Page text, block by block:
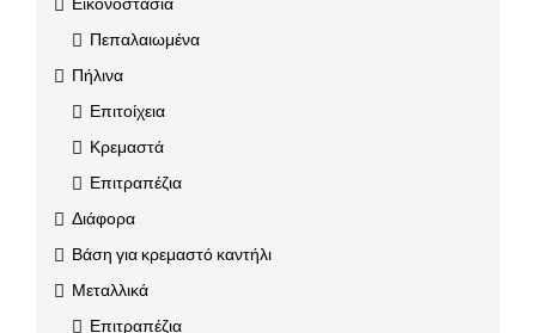
Πεπαλαιωμένα
Πήλινα
Επιτοίχεια
Κρεμαστά
Επιτραπέζια
Διάφορα
Βάση για κρεμαστό καντήλι
Μεταλλικά
Επιτραπέζια